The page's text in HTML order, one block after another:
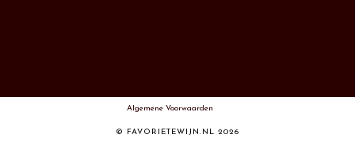
Algemene Voorwaarden
© FAVORIETEWIJN.NL 2026